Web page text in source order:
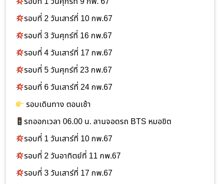
รอบที่ 2 วันเสาร์ที่ 10 กพ.67
รอบที่ 3 วันศุกร์ที่ 16 กพ.67
รอบที่ 4 วันเสาร์ที่ 17 กพ.67
รอบที่ 5 วันศุกร์ที่ 23 กพ.67
รอบที่ 6 วันเสาร์ที่ 24 กพ.67
รอบเดินทาง ตอนเช้า
รถออกเวลา 06.00 น. ลานจอดรถ BTS หมอขิต
รอบที่ 1 วันเสาร์ที่ 10 กพ.67
รอบที่ 2 วันอาทิตย์ที่ 11 กพ.67
รอบที่ 3 วันเสาร์ที่ 17 กพ.67